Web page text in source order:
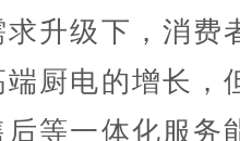
升级下，消费
端厨电的增长，
等一体化服务